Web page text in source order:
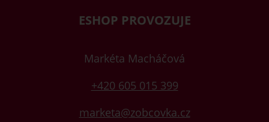
ESHOP PROVOZUJE
Markéta Macháčová
+420 605 015 399
marketa@zobcovka.cz